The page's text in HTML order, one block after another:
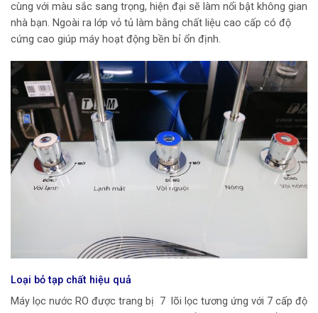
cùng với màu sắc sang trọng, hiện đại sẽ làm nổi bật không gian
nhà bạn. Ngoài ra lớp vỏ tủ làm bằng chất liệu cao cấp có độ
cứng cao giúp máy hoạt động bền bỉ ổn định.
Loại bỏ tạp chất hiệu quả
Máy lọc nước RO được trang bị 7 lõi lọc tương ứng với 7 cấp độ